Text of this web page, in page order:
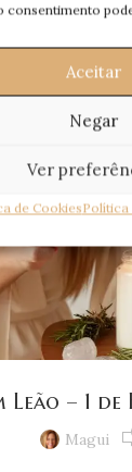
consentimento
Aceitar
Negar
Ver
de CookiesPolítica
Leão – 1
Magui